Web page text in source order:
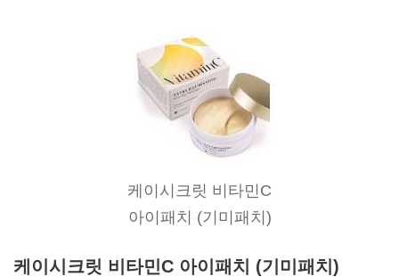
케이시크릿 비타민C
아이패치 (기미패치)
케이시크릿 비타민C 아이패치 (기미패치)